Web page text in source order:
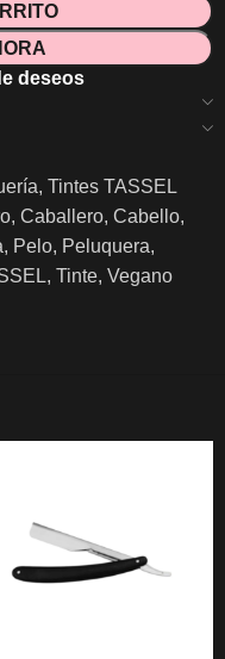
deseos
, Tintes TASSEL
, Caballero, Cabello,
, Pelo, Peluquera,
, Tinte, Vegano